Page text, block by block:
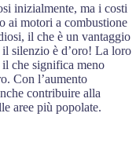
inizialmente, ma i costi
ai motori a combustione
il che è un vantaggio
silenzio è d’oro! La loro
il che significa meno
Con l’aumento
contribuire alla
aree più popolate.